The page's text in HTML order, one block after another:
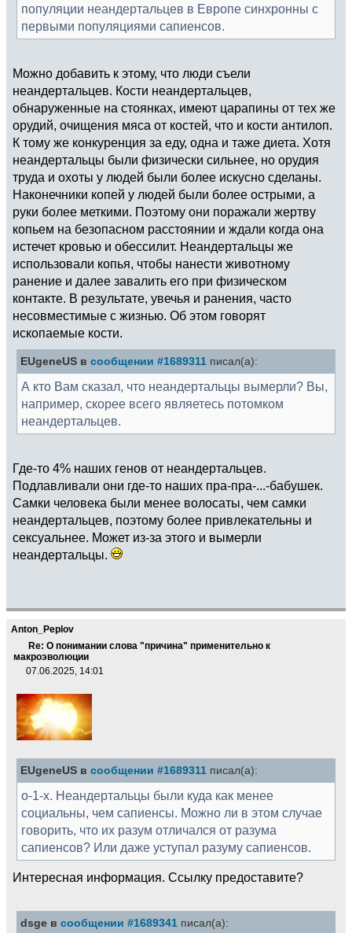
популяции неандертальцев в Европе синхронны с
первыми популяциями сапиенсов.
Можно добавить к этому, что люди съели
неандертальцев. Кости неандертальцев,
обнаруженные на стоянках, имеют царапины от тех же
орудий, очищения мяса от костей, что и кости антилоп.
К тому же конкуренция за еду, одна и таже диета. Хотя
неандертальцы были физически сильнее, но орудия
труда и охоты у людей были более искусно сделаны.
Наконечники копей у людей были более острыми, а
руки более меткими. Поэтому они поражали жертву
копьем на безопасном расстоянии и ждали когда она
истечет кровью и обессилит. Неандертальцы же
использовали копья, чтобы нанести животному
ранение и далее завалить его при физическом
контакте. В результате, увечья и ранения, часто
несовместимые с жизнью. Об этом говорят
ископаемые кости.
EUgeneUS в сообщении #1689311 писал(а):
А кто Вам сказал, что неандертальцы вымерли? Вы,
например, скорее всего являетесь потомком
неандертальцев.
Где-то 4% наших генов от неандертальцев.
Подлавливали они где-то наших пра-пра-...-бабушек.
Самки человека были менее волосаты, чем самки
неандертальцев, поэтому более привлекательны и
сексуальнее. Может из-за этого и вымерли
неандертальцы.
Anton_Peplov
Re: О понимании слова "причина" применительно к
макроэволюции
07.06.2025, 14:01
EUgeneUS в сообщении #1689311 писал(а):
о-1-х. Неандертальцы были куда как менее
социальны, чем сапиенсы. Можно ли в этом случае
говорить, что их разум отличался от разума
сапиенсов? Или даже уступал разуму сапиенсов.
Интересная информация. Ссылку предоставите?
dsge в сообщении #1689341 писал(а):